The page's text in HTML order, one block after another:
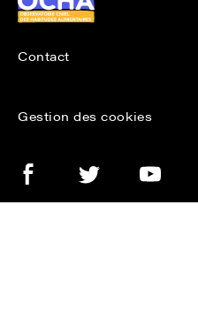
Contact
Gestion des cookies
FacebookTwitter Youtube